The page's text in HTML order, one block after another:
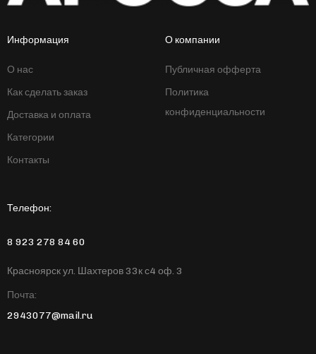
Информация
О нас
Как сделать заказ
Доставка и оплата
Категории
Контакты
О компании
Публичная офферта
Политика
конфиденциальности
Телефон:
8 923 278 84 60
Красноярск ул. Шахтеров 33к с4 оф. 3
Почта:
2943077@mail.ru